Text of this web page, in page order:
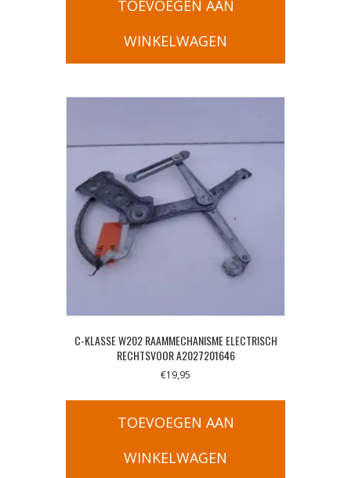
TOEVOEGEN AAN
WINKELWAGEN
C-KLASSE W202 RAAMMECHANISME ELECTRISCH
RECHTSVOOR A2027201646
€19,95
TOEVOEGEN AAN
WINKELWAGEN